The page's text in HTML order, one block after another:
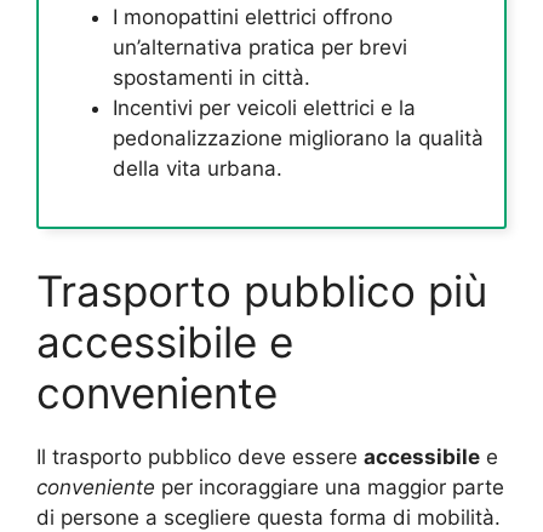
I monopattini elettrici offrono
un’alternativa pratica per brevi
spostamenti in città.
Incentivi per veicoli elettrici e la
pedonalizzazione migliorano la qualità
della vita urbana.
Trasporto pubblico più
accessibile e
conveniente
Il trasporto pubblico deve essere accessibile e
conveniente per incoraggiare una maggior parte
di persone a scegliere questa forma di mobilità.